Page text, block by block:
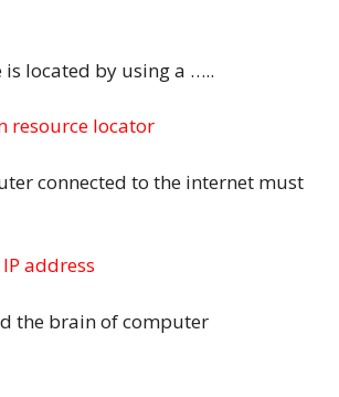
is located by using a …..
resource locator
connected to the internet must
address
the brain of computer